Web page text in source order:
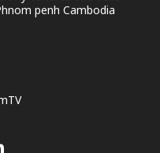
penh Cambodia